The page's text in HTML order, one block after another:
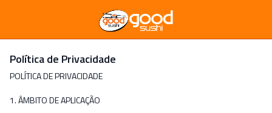
Política de Privacidade
POLÍTICA DE PRIVACIDADE
1. ÂMBITO DE APLICAÇÃO